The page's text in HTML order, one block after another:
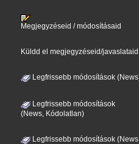
Megjegyzéseid / módosításaid
Küldd el megjegyzéseid/
Legfrissebb módosítások
Legfrissebb módosítások
(News, Kódolatlan)
Legfrissebb módosítások